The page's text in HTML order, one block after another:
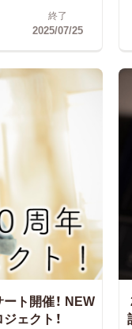
終了
2025/07/25
ト開催！ NEW
ェクト！